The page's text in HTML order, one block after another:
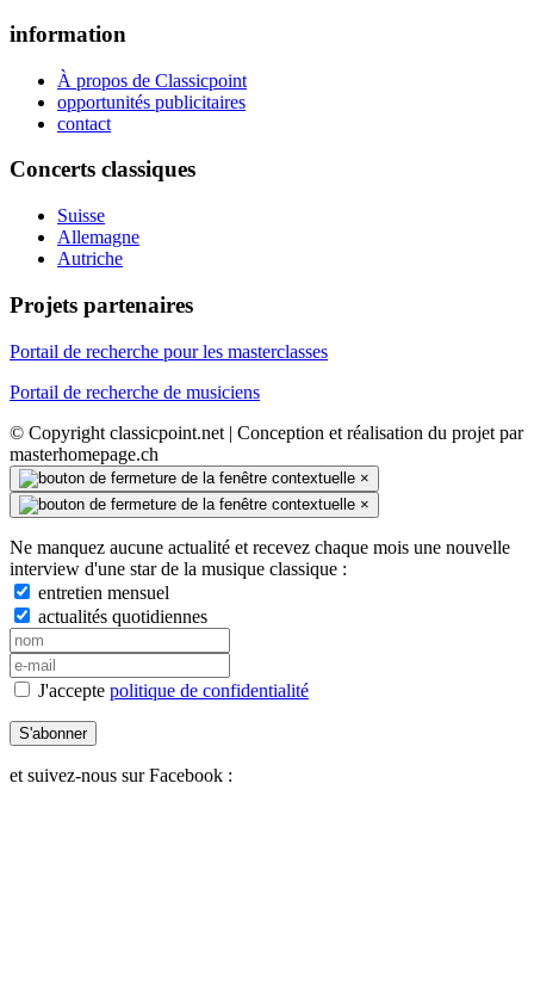
information
À propos de Classicpoint
opportunités publicitaires
contact
Concerts classiques
Suisse
Allemagne
Autriche
Projets partenaires
Portail de recherche pour les masterclasses
Portail de recherche de musiciens
© Copyright classicpoint.net | Conception et réalisation du projet par
masterhomepage.ch
×
×
Ne manquez aucune actualité et recevez chaque mois une nouvelle
interview d'une star de la musique classique :
entretien mensuel
actualités quotidiennes
J'accepte politique de confidentialité
S'abonner
et suivez-nous sur Facebook :